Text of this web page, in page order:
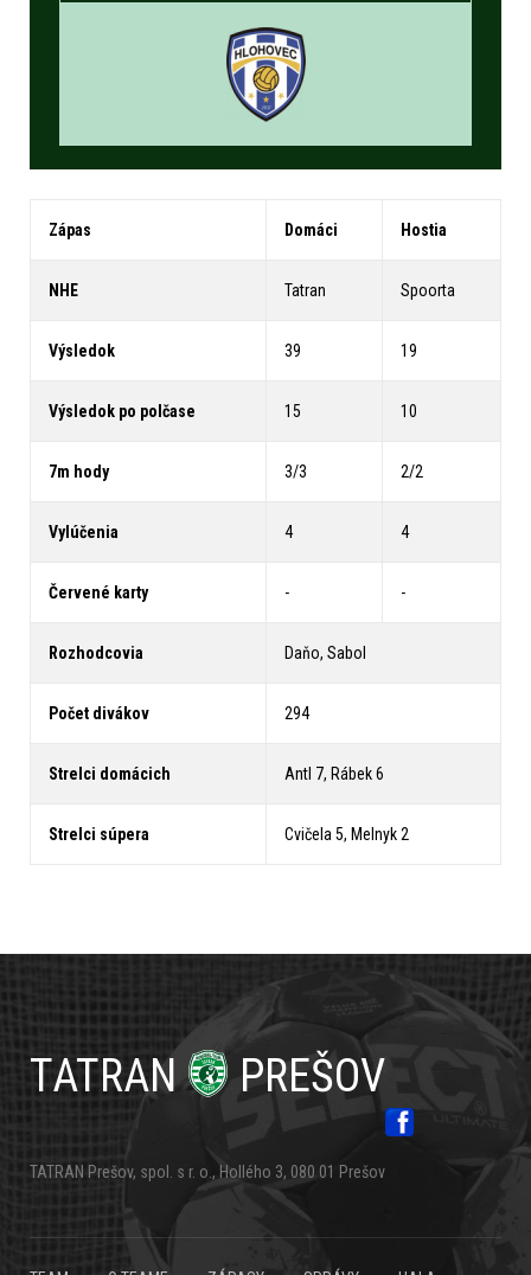
Zápas Domáci Hostia
NHE Tatran Spoorta
Výsledok 39 19
Výsledok po polčase 15 10
7m hody 3/3 2/2
Vylúčenia 4 4
Červené karty - -
Rozhodcovia Daňo, Sabol
Počet divákov 294
Strelci domácich Antl 7, Rábek 6
Strelci súpera Cvičela 5, Melnyk 2
TATRAN PREŠOV
TATRAN Prešov, spol. s r. o., Hollého 3, 080 01 Prešov